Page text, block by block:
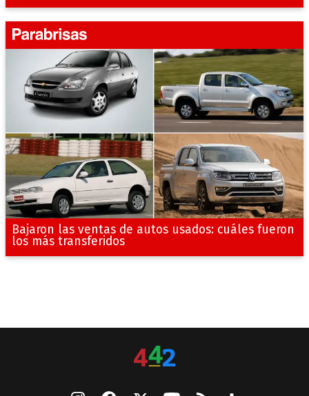
Bajaron las ventas de autos usados: cuáles fueron
los más transferidos